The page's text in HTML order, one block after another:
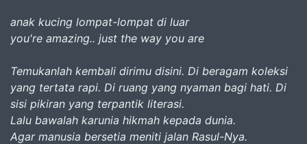
anak kucing lompat-lompat di luar
you're amazing.. just the way you are
Temukanlah kembali dirimu disini. Di beragam koleksi
yang tertata rapi. Di ruang yang nyaman bagi hati. Di
sisi pikiran yang terpantik literasi.
Lalu bawalah karunia hikmah kepada dunia.
Agar manusia bersetia meniti jalan Rasul-Nya.